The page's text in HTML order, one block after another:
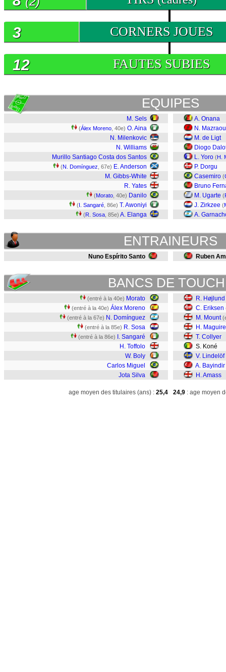
CORNERS JOUES
3
FAUTES SUBIES
12
EQUIPES
M. Sels
(Álex Moreno , 40e) O. Aina
N. Milenkovic
N. Williams
Murillo Santiago Costa dos Santos
(N. Domínguez , 67e) E. Anderson
M. Gibbs-White
R. Yates
(Morato , 40e) Danilo
(I. Sangaré , 86e) T. Awoniyi
(R. Sosa , 85e) A. Elanga
A. Onana
N.
M. de Ligt
Diogo
L. Yoro (H.
P. Dorgu
Casemiro (
Bruno
M. Ugarte (
J. Zirkzee (
A.
ENTRAINEURS
Nuno Espírito Santo Ruben
BANCS DE
(entré à la 40e) Morato
(entré à la 40e) Álex Moreno
(entré à la 67e) N. Domínguez
(entré à la 85e) R. Sosa
(entré à la 86e)
I. Sangaré
H. Toffolo
W. Boly
Carlos Miguel
Jota Silva
R. Højlund
C. Eriksen
M. Mount
H. Maguire
T. Collyer
S. Koné
V. Lindelöf
A. Bayindir
H. Amass
age moyen des titulaires (ans) : 25,4 24,9 : age moyen